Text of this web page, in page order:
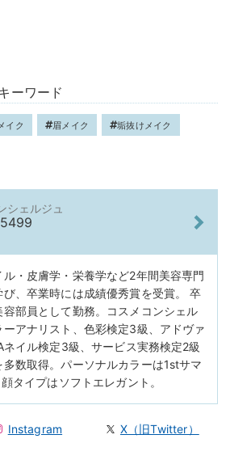
ーワード
イク 眉メイク 垢抜けメイク
シェルジュ
5499
ル・皮膚学・栄養学など2年間美容専門
、卒業時には成績優秀賞を受賞。 卒
部員として勤務。コスメコンシェル
アナリスト、色彩検定3級、アドヴァ
イル検定3級、サービス実務検定2級
数取得。パーソナルカラーは1stサマ
タイプはソフトエレガント。
Instagram X（旧Twitter）